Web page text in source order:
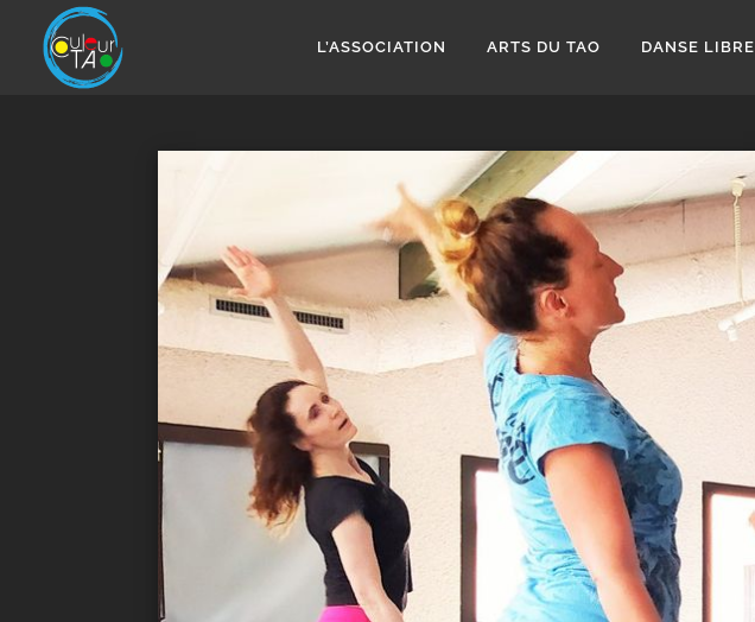
contenu
L’ASSOCIATION ARTS DU TAO DANSE LIBRE